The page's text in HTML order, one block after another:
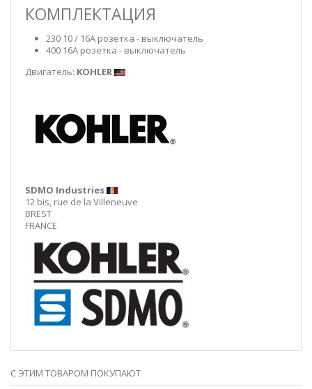
КОМПЛЕКТАЦИЯ
230 10 / 16A розетка - выключатель
400 16A розетка - выключатель
Двигатель: KOHLER
SDMO Industries
12 bis, rue de la Villeneuve
BREST
FRANCE
С ЭТИМ ТОВАРОМ ПОКУПАЮТ